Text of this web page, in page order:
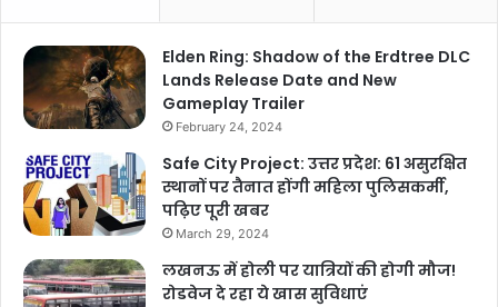
Elden Ring: Shadow of the Erdtree DLC
Lands Release Date and New
Gameplay Trailer
February 24, 2024
Safe City Project: उत्तर प्रदेश: 61 असुरक्षित
स्थानों पर तैनात होंगी महिला पुलिसकर्मी,
पढ़िए पूरी खबर
March 29, 2024
लखनऊ में होली पर यात्रियों की होगी मौज!
रोडवेज दे रहा ये खास सुविधाएं